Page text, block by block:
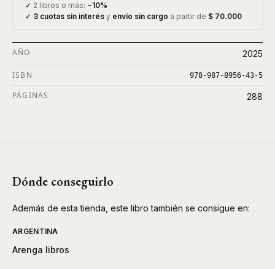
✓ 2 libros o más: −10%
✓ 3 cuotas sin interés y envío sin cargo a partir de $ 70.000
AÑO 2025
ISBN 978-987-8956-43-5
PÁGINAS 288
Dónde conseguirlo
Además de esta tienda, este libro también se consigue en:
ARGENTINA
Arenga libros